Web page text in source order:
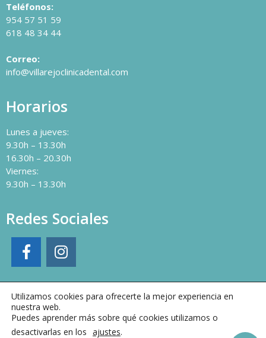
Teléfonos:
954 57 51 59
618 48 34 44
Correo:
info@villarejoclinicadental.com
Horarios
Lunes a jueves:
9.30h – 13.30h
16.30h – 20.30h
Viernes:
9.30h – 13.30h
Redes Sociales
Utilizamos cookies para ofrecerte la mejor experiencia en
nuestra web.
Puedes aprender más sobre qué cookies utilizamos o
desactivarlas en los ajustes.